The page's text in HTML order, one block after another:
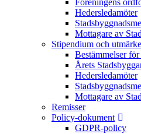
Föreningens
Hedersledamöter
Mottagare av
Stipendium och
Bestämmelser
Årets
Hedersledamöter
Mottagare av
Remisser
Policy-dokument
GDPR-policy